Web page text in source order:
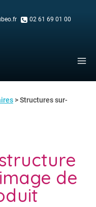
02 61 69 01 00
> Structures sur-
de